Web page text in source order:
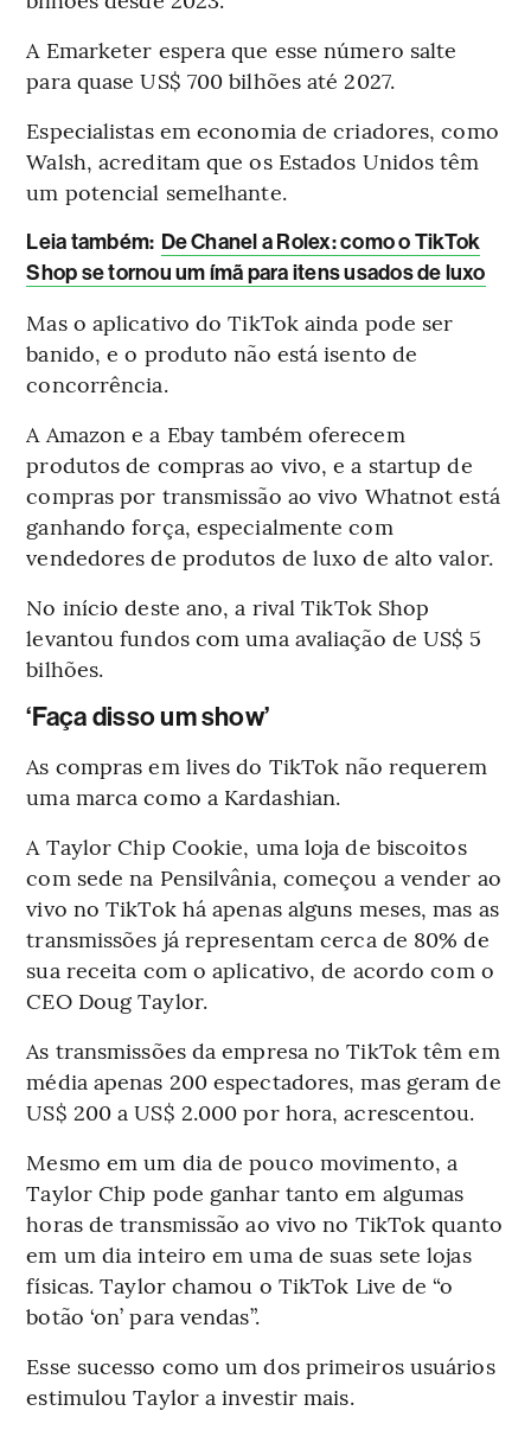
A Emarketer espera que esse número salte
para quase US$ 700 bilhões até 2027.
Especialistas em economia de criadores, como
Walsh, acreditam que os Estados Unidos têm
um potencial semelhante.
Leia também: De Chanel a Rolex: como o TikTok
Shop se tornou um ímã para itens usados de luxo
Mas o aplicativo do TikTok ainda pode ser
banido, e o produto não está isento de
concorrência.
A Amazon e a Ebay também oferecem
produtos de compras ao vivo, e a startup de
compras por transmissão ao vivo Whatnot está
ganhando força, especialmente com
vendedores de produtos de luxo de alto valor.
No início deste ano, a rival TikTok Shop
levantou fundos com uma avaliação de US$ 5
bilhões.
‘Faça disso um show’
As compras em lives do TikTok não requerem
uma marca como a Kardashian.
A Taylor Chip Cookie, uma loja de biscoitos
com sede na Pensilvânia, começou a vender ao
vivo no TikTok há apenas alguns meses, mas as
transmissões já representam cerca de 80% de
sua receita com o aplicativo, de acordo com o
CEO Doug Taylor.
As transmissões da empresa no TikTok têm em
média apenas 200 espectadores, mas geram de
US$ 200 a US$ 2.000 por hora, acrescentou.
Mesmo em um dia de pouco movimento, a
Taylor Chip pode ganhar tanto em algumas
horas de transmissão ao vivo no TikTok quanto
em um dia inteiro em uma de suas sete lojas
físicas. Taylor chamou o TikTok Live de “o
botão ‘on’ para vendas”.
Esse sucesso como um dos primeiros usuários
estimulou Taylor a investir mais.